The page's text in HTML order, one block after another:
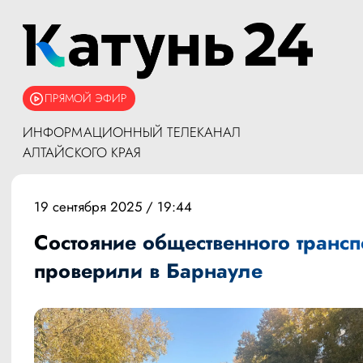
ПРЯМОЙ ЭФИР
ИНФОРМАЦИОННЫЙ ТЕЛЕКАНАЛ
АЛТАЙСКОГО КРАЯ
19 сентября 2025 / 19:44
Состояние общественного
проверили в Барнауле